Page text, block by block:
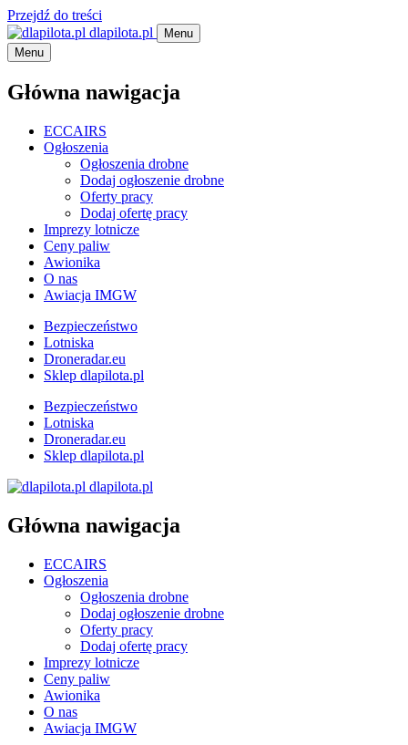
Przejdź do treści
dlapilota.pl
Menu
Menu
Główna nawigacja
ECCAIRS
Ogłoszenia
Ogłoszenia drobne
Dodaj ogłoszenie drobne
Oferty pracy
Dodaj ofertę pracy
Imprezy lotnicze
Ceny paliw
Awionika
O nas
Awiacja IMGW
Bezpieczeństwo
Lotniska
Droneradar.eu
Sklep dlapilota.pl
Bezpieczeństwo
Lotniska
Droneradar.eu
Sklep dlapilota.pl
dlapilota.pl
Główna nawigacja
ECCAIRS
Ogłoszenia
Ogłoszenia drobne
Dodaj ogłoszenie drobne
Oferty pracy
Dodaj ofertę pracy
Imprezy lotnicze
Ceny paliw
Awionika
O nas
Awiacja IMGW